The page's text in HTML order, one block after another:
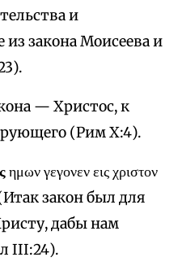
и
из закона Моисеева и
— Христос, к
(Рим X:4).
ημων γεγονεν εις χριστον
(Итак закон был для
дабы нам
III:24).